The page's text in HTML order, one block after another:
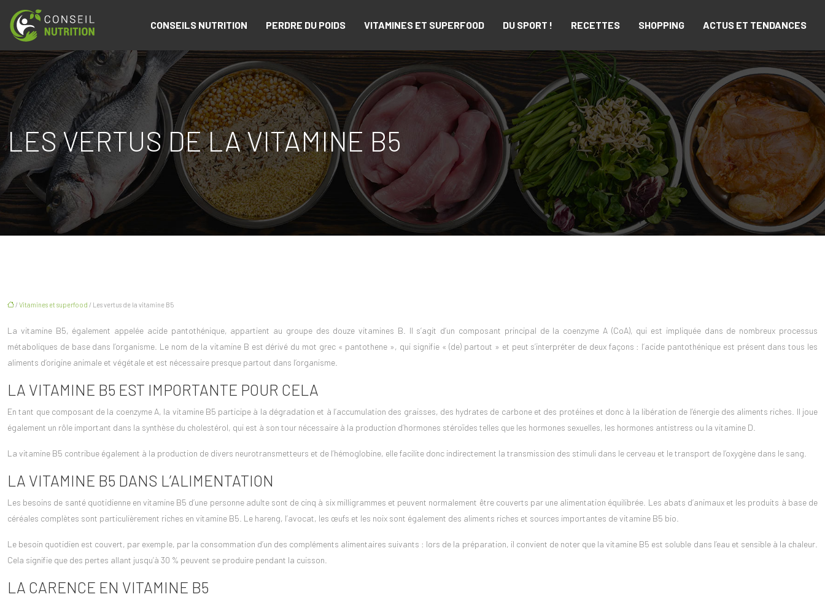
CONSEILS NUTRITION PERDRE DU POIDS VITAMINES ET SUPERFOOD DU SPORT ! RECETTES SHOPPING ACTUS ET TENDANCES
LES VERTUS DE LA VITAMINE B5
/ Vitamines et superfood / Les vertus de la vitamine B5
La vitamine B5, également appelée acide pantothénique, appartient au groupe des douze vitamines B. Il s’agit d’un composant principal de la coenzyme A (CoA), qui est impliquée dans de nombreux processus
métaboliques de base dans l’organisme. Le nom de la vitamine B est dérivé du mot grec « pantothene », qui signifie « (de) partout » et peut s’interpréter de deux façons : l’acide pantothénique est présent dans tous les
aliments d’origine animale et végétale et est nécessaire presque partout dans l’organisme.
LA VITAMINE B5 EST IMPORTANTE POUR CELA
En tant que composant de la coenzyme A, la vitamine B5 participe à la dégradation et à l’accumulation des graisses, des hydrates de carbone et des protéines et donc à la libération de l’énergie des aliments riches. Il joue
également un rôle important dans la synthèse du cholestérol, qui est à son tour nécessaire à la production d’hormones stéroïdes telles que les hormones sexuelles, les hormones antistress ou la vitamine D.
La vitamine B5 contribue également à la production de divers neurotransmetteurs et de l’hémoglobine, elle facilite donc indirectement la transmission des stimuli dans le cerveau et le transport de l’oxygène dans le sang.
LA VITAMINE B5 DANS L’ALIMENTATION
Les besoins de santé quotidienne envitamine B5 d’une personne adulte sont de cinq à six milligrammes et peuvent normalement être couverts par une alimentation équilibrée. Les abats d’animaux et les produits à base de
céréales complètes sont particulièrement riches en vitamine B5. Le hareng, l’avocat, les œufs et les noix sont également des aliments riches et sources importantes de vitamine B5 bio.
Le besoin quotidien est couvert, par exemple, par la consommation d’un des compléments alimentaires suivants : lors de la préparation, il convient de noter que la vitamine B5 est soluble dans l’eau et sensible à la chaleur.
Cela signifie que des pertes allant jusqu’à 30 % peuvent se produire pendant la cuisson.
LA CARENCE EN VITAMINE B5